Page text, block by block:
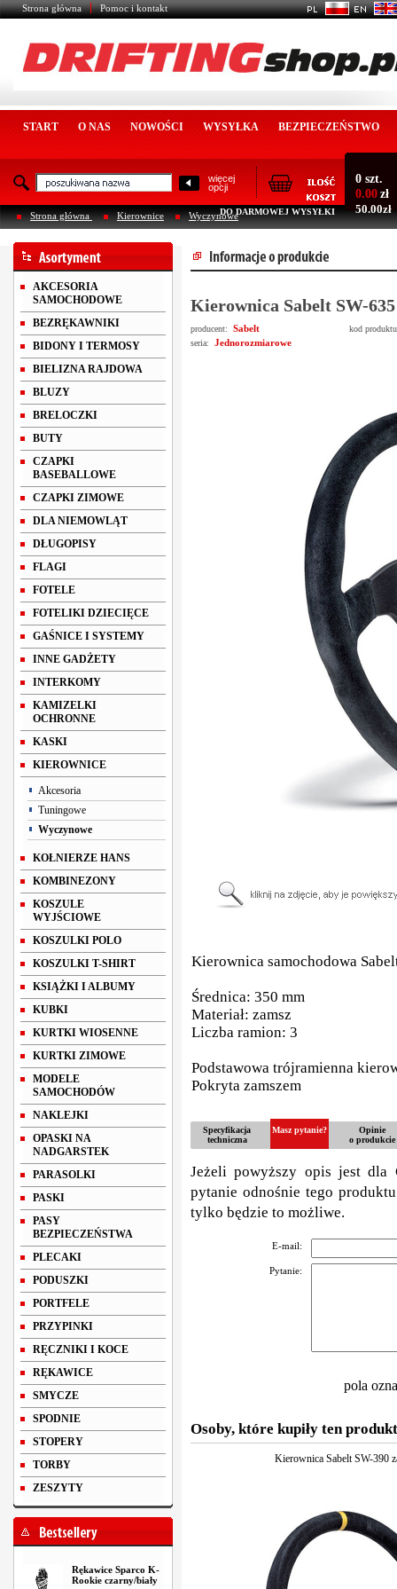
Strona główna Pomoc i kontakt
START O NAS NOWOŚCI WYSYŁKA BEZPIECZEŃSTWO
więcej
opcji
0 szt.
0.00 zł
DO DARMOWEJ WYSYŁKI 50.00zł
Strona główna Kierownice Wyczynowe
AKCESORIA
SAMOCHODOWE
BEZRĘKAWNIKI
BIDONY I TERMOSY
BIELIZNA RAJDOWA
BLUZY
BRELOCZKI
BUTY
CZAPKI
BASEBALLOWE
CZAPKI ZIMOWE
DLA NIEMOWLĄT
DŁUGOPISY
FLAGI
FOTELE
FOTELIKI DZIECIĘCE
GAŚNICE I SYSTEMY
INNE GADŻETY
INTERKOMY
KAMIZELKI
OCHRONNE
KASKI
KIEROWNICE
Akcesoria
Tuningowe
Wyczynowe
KOŁNIERZE HANS
KOMBINEZONY
KOSZULE
WYJŚCIOWE
KOSZULKI POLO
KOSZULKI T-SHIRT
KSIĄŻKI I ALBUMY
KUBKI
KURTKI WIOSENNE
KURTKI ZIMOWE
MODELE
SAMOCHODÓW
NAKLEJKI
OPASKI NA
NADGARSTEK
PARASOLKI
PASKI
PASY
BEZPIECZEŃSTWA
PLECAKI
PODUSZKI
PORTFELE
PRZYPINKI
RĘCZNIKI I KOCE
RĘKAWICE
SMYCZE
SPODNIE
STOPERY
TORBY
ZESZYTY
Rękawice Sparco K-
Rookie czarny/biały
Kierownica Sabelt SW-
producent: Sabelt
kod
seria:
Jednorozmiarowe
Kierownica samochodowa
Średnica: 350 mm
Materiał: zamsz
Liczba ramion: 3
Podstawowa trójramienna
Pokryta zamszem
Specyfikacja
techniczna
Masz pytanie?
Opinie
o produkcie
Jeżeli powyższy opis jest dla
pytanie odnośnie tego
tylko będzie to możliwe.
E-mail:
Pytanie:
pola
Osoby, które kupiły ten
Kierownica Sabelt SW-390